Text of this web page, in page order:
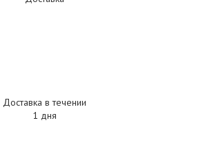
Доставка в течении
1 дня